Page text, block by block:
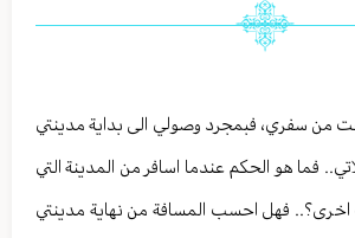
من سفري، فبمجرد وصولي الى بداية مدينتي
فما هو الحكم عندما اسافر من المدينة التي
اخرى؟.. فهل احسب المسافة من نهاية مدينتي